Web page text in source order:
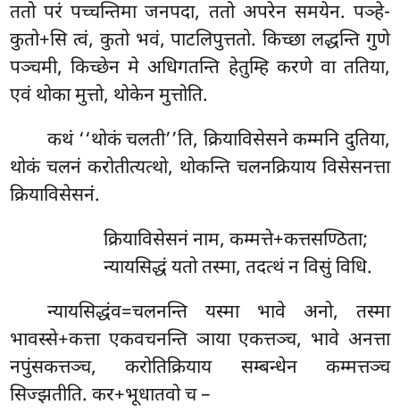
ततो परं पच्चन्तिमा जनपदा, ततो अपरेन समयेन. पञ्हे-
कुतो+सि त्वं, कुतो भवं, पाटलिपुत्ततो. किच्छा लद्धन्ति गुणे
पञ्चमी, किच्छेन मे अधिगतन्ति हेतुम्हि करणे वा ततिया,
एवं थोका मुत्तो, थोकेन मुत्तोति.
कथं ‘‘थोकं चलती’’ति, क्रियाविसेसने कम्मनि दुतिया,
थोकं चलनं करोतीत्यत्थो, थोकन्ति चलनक्रियाय विसेसनत्ता
क्रियाविसेसनं.
क्रियाविसेसनं नाम, कम्मत्ते+कत्तसण्ठिता;
न्यायसिद्धं यतो तस्मा, तदत्थं न विसुं विधि.
न्यायसिद्धंव=चलनन्ति यस्मा भावे अनो, तस्मा
भावस्से+कत्ता एकवचनन्ति ञाया एकत्तञ्च, भावे अनत्ता
नपुंसकत्तञ्च, करोतिक्रियाय सम्बन्धेन कम्मत्तञ्च
सिज्झतीति. कर+भूधातवो च –